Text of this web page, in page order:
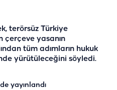
terörsüz Türkiye
çerçeve yasanın
tüm adımların hukuk
yürütüleceğini söyledi.
yayınlandı